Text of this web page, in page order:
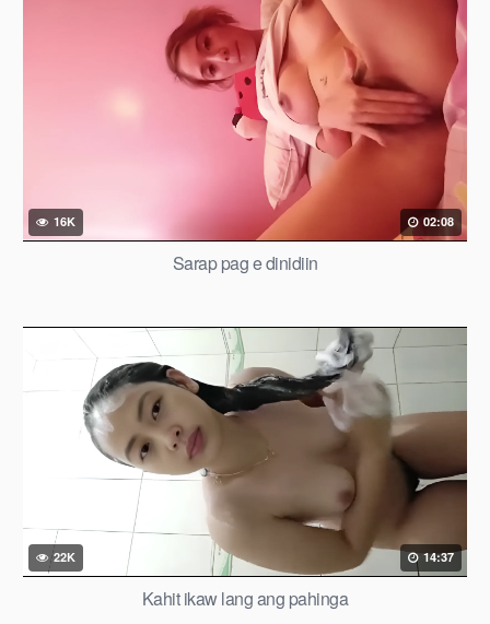
16K 02:08
Sarap pag e dinidiin
22K 14:37
Kahit ikaw lang ang pahinga